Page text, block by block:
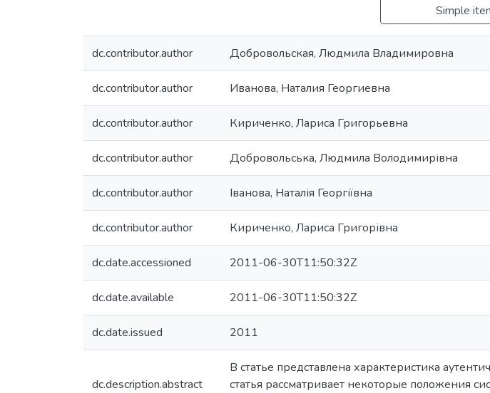
Simple
dc.contributor.author Добровольская, Людмила Владимировна
dc.contributor.author Иванова, Наталия Георгиевна
dc.contributor.author Кириченко, Лариса Григорьевна
dc.contributor.author Добровольська, Людмила Володимирівна
dc.contributor.author Іванова, Наталія Георгіївна
dc.contributor.author Кириченко, Лариса Григорівна
dc.date.accessioned 2011-06-30T11:50:32Z
dc.date.available 2011-06-30T11:50:32Z
dc.date.issued 2011
dc.description.abstract
В статье представлена характеристика
статья рассматривает некоторые положения